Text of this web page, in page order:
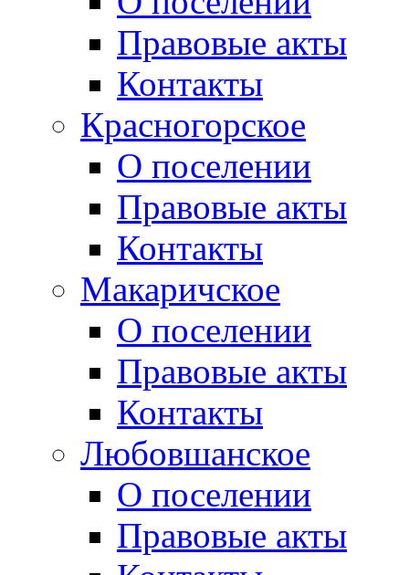
Правовые акты
Контакты
Красногорское
О поселении
Правовые акты
Контакты
Макаричское
О поселении
Правовые акты
Контакты
Любовшанское
О поселении
Правовые акты